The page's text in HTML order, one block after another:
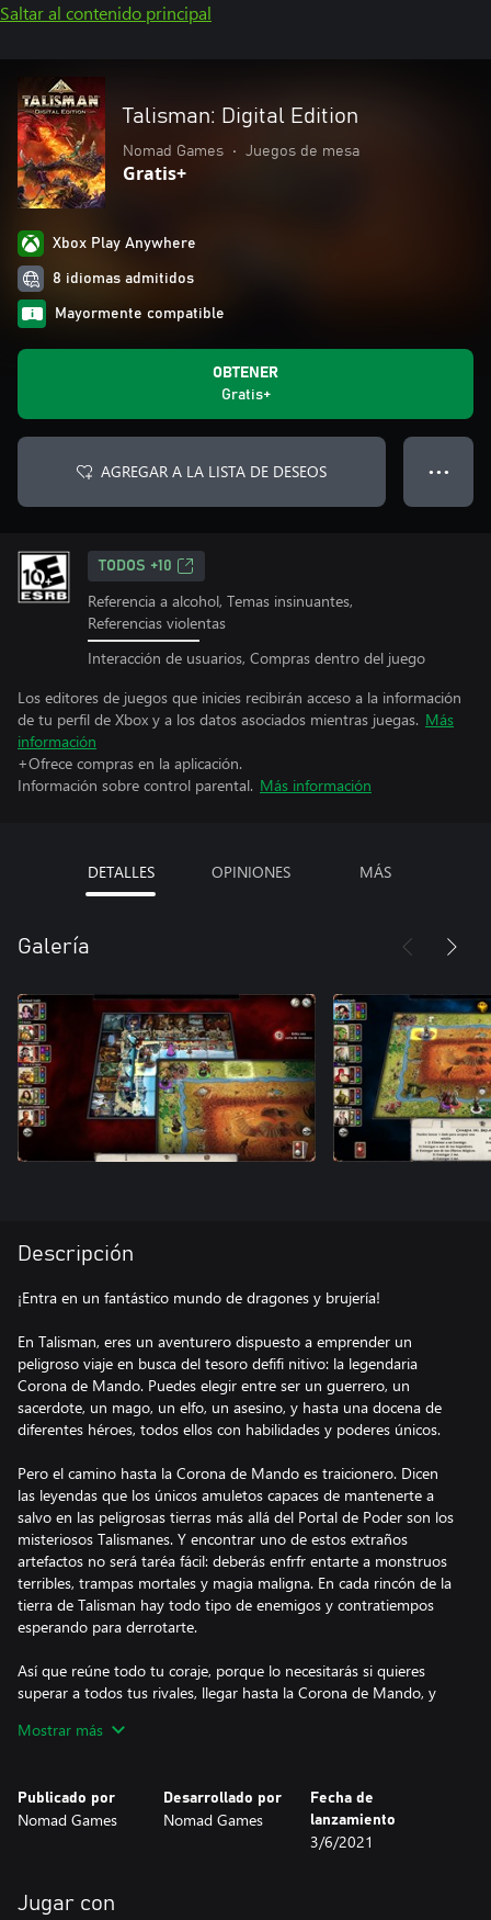
Saltar al contenido principal
Talisman: Digital Edition
Nomad Games • Juegos de mesa
Gratis+
Xbox Play Anywhere
8 idiomas admitidos
Mayormente compatible
OBTENER
Gratis+
AGREGAR A LA LISTA DE DESEOS ● ● ●
TODOS +10
Referencia a alcohol, Temas insinuantes,
Referencias violentas
Interacción de usuarios, Compras dentro del juego
Los editores de juegos que inicies recibirán acceso a la información
de tu perfil de Xbox y a los datos asociados mientras juegas. Más
información
+Ofrece compras en la aplicación.
Información sobre control parental. Más información
DETALLES OPINIONES MÁS
Galería
Descripción
¡Entra en un fantástico mundo de dragones y brujería!
En Talisman, eres un aventurero dispuesto a emprender un
peligroso viaje en busca del tesoro defifi nitivo: la legendaria
Corona de Mando. Puedes elegir entre ser un guerrero, un
sacerdote, un mago, un elfo, un asesino, y hasta una docena de
diferentes héroes, todos ellos con habilidades y poderes únicos.
Pero el camino hasta la Corona de Mando es traicionero. Dicen
las leyendas que los únicos amuletos capaces de mantenerte a
salvo en las peligrosas tierras más allá del Portal de Poder son los
misteriosos Talismanes. Y encontrar uno de estos extraños
artefactos no será taréa fácil: deberás enfrfr entarte a monstruos
terribles, trampas mortales y magia maligna. En cada rincón de la
tierra de Talisman hay todo tipo de enemigos y contratiempos
esperando para derrotarte.
Así que reúne todo tu coraje, porque lo necesitarás si quieres
superar a todos tus rivales, llegar hasta la Corona de Mando, y
Mostrar más
Publicado por
Nomad Games
Desarrollado por
Nomad Games
Fecha de
lanzamiento
3/6/2021
Jugar con